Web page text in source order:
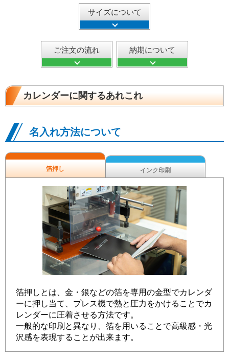
サイズについて
ご注文の流れ 納期について
カレンダーに関するあれこれ
名入れ方法について
箔押し インク印刷
箔押しとは、金・銀などの箔を専用の金型でカレンダ
ーに押し当て、プレス機で熱と圧力をかけることでカ
レンダーに圧着させる方法です。
一般的な印刷と異なり、箔を用いることで高級感・光
沢感を表現することが出来ます。